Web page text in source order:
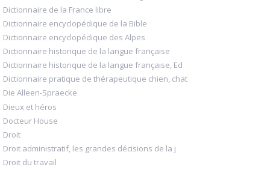
Dictionnaire de la France libre
Dictionnaire encyclopédique de la Bible
Dictionnaire encyclopédique des Alpes
Dictionnaire historique de la langue française
Dictionnaire historique de la langue française, Ed
Dictionnaire pratique de thérapeutique chien, chat
Die Alleen-Spraecke
Dieux et héros
Docteur House
Droit
Droit administratif, les grandes décisions de la j
Droit du travail